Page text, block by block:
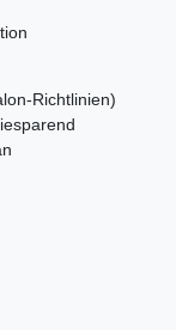
Richtlinien)